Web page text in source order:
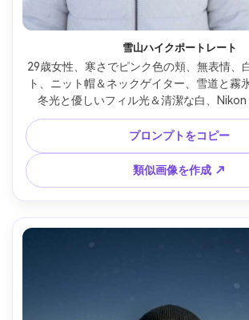
雪山ハイクポートレート
29歳女性、寒さでピンク色の頬、無表情、
ト、ニット帽＆ネックゲイター、雪道と霧
冬光と優しいフィル光＆清潔な白、
f/1.4、クリスプなボケ、肩から上フレーミ
けさ、リアルな肌と自然な影、高解
プロンプトをコピー
類似画像を作成 ↗